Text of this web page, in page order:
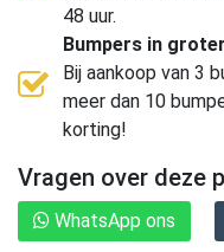
48 uur.
Bumpers in
Bij aankoop van 3
meer dan 10
korting!
Vragen over deze
WhatsApp ons